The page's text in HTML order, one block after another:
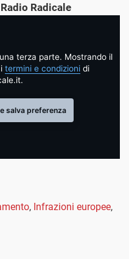
Radicale
terza parte. Mostrando il
termini e condizioni di
salva preferenza
, Infrazioni europee,